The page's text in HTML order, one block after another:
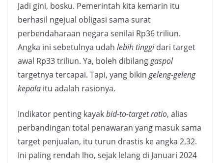
Jadi gini, bosku. Pemerintah kita kemarin itu
berhasil ngejual obligasi sama surat
perbendaharaan negara senilai Rp36 triliun.
Angka ini sebetulnya udah lebih tinggidari target
awal Rp33 triliun. Ya, boleh dibilanggaspol
targetnya tercapai. Tapi, yang bikin geleng-geleng
kepala itu adalah rasionya.
Indikator penting kayakbid-to-target ratio, alias
perbandingan total penawaran yang masuk sama
target penjualan, itu turun drastis ke angka 2,32.
Ini paling rendah lho, sejak lelang di Januari 2024